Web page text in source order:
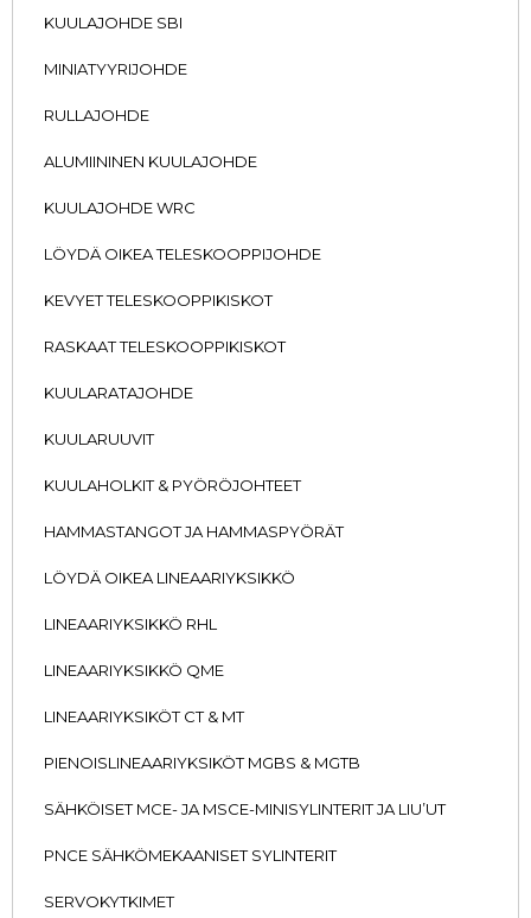
KUULAJOHDE SBI
MINIATYYRIJOHDE
RULLAJOHDE
ALUMIININEN KUULAJOHDE
KUULAJOHDE WRC
LÖYDÄ OIKEA TELESKOOPPIJOHDE
KEVYET TELESKOOPPIKISKOT
RASKAAT TELESKOOPPIKISKOT
KUULARATAJOHDE
KUULARUUVIT
KUULAHOLKIT & PYÖRÖJOHTEET
HAMMASTANGOT JA HAMMASPYÖRÄT
LÖYDÄ OIKEA LINEAARIYKSIKKÖ
LINEAARIYKSIKKÖ RHL
LINEAARIYKSIKKÖ QME
LINEAARIYKSIKÖT CT & MT
PIENOISLINEAARIYKSIKÖT MGBS & MGTB
SÄHKÖISET MCE- JA MSCE-MINISYLINTERIT JA LIU’UT
PNCE SÄHKÖMEKAANISET SYLINTERIT
SERVOKYTKIMET